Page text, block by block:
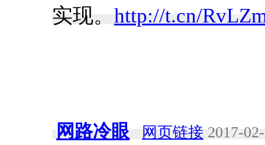
实现。 http://t.cn/
网路冷眼 网页链接 2017-